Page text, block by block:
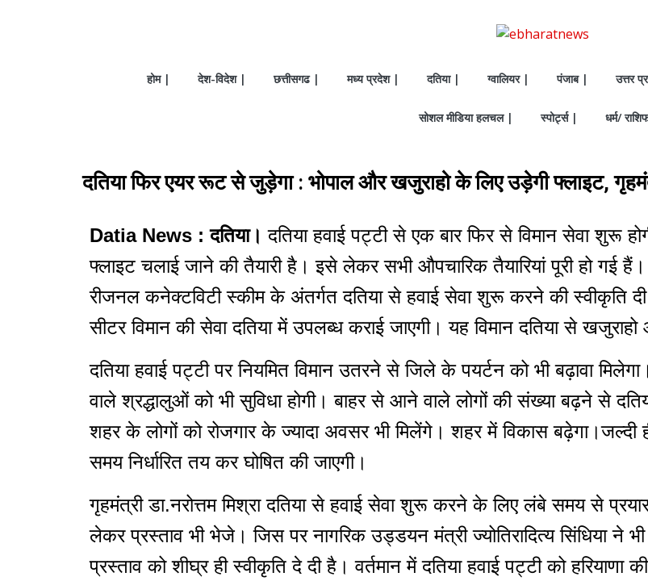
होम | देश-विदेश | छत्तीसगढ | मध्य प्रदेश | दतिया | ग्वालियर | पंजाब | उत्तर
सोशल मीडिया हलचल | स्पोर्ट्स | धर्म/
दतिया फिर एयर रूट से जुड़ेगा : भोपाल और खजुराहो के लिए उड़ेगी फ्लाइट,
Datia News : दतिया। दतिया हवाई पट्टी से एक बार फिर से विमान सेवा शुरू
फ्लाइट चलाई जाने की तैयारी है। इसे लेकर सभी औपचारिक तैयारियां पूरी हो गई
रीजनल कनेक्टविटी स्कीम के अंतर्गत दतिया से हवाई सेवा शुरू करने की स्वीकृति दी
सीटर विमान की सेवा दतिया में उपलब्ध कराई जाएगी। यह विमान दतिया से
दतिया हवाई पट्टी पर नियमित विमान उतरने से जिले के पयर्टन को भी बढ़ावा
वाले श्रद्धालुओं को भी सुविधा होगी। बाहर से आने वाले लोगों की संख्या बढ़ने से
शहर के लोगों को रोजगार के ज्यादा अवसर भी मिलेंगे। शहर में विकास
समय निर्धारित तय कर घोषित की जाएगी।
गृहमंत्री डा.नरोत्तम मिश्रा दतिया से हवाई सेवा शुरू करने के लिए लंबे समय से
लेकर प्रस्ताव भी भेजे। जिस पर नागरिक उड्डयन मंत्री ज्योतिरादित्य सिंधिया ने
प्रस्ताव को शीघ्र ही स्वीकृति दे दी है। वर्तमान में दतिया हवाई पट्टी को